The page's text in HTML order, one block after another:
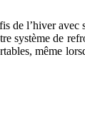
de l’hiver avec
système de
même